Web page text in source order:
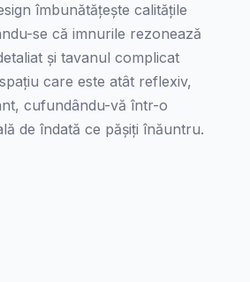
îmbunătățește calitățile
se că imnurile rezonează
și tavanul complicat
care este atât reflexiv,
cufundându-vă într-o
de îndată ce pășiți înăuntru.